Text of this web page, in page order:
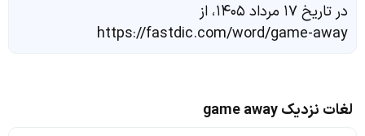
در تاریخ ۱۷ مرداد ۱۴۰۵، از
https://fastdic.com/word/game-away
لغات نزدیک game away